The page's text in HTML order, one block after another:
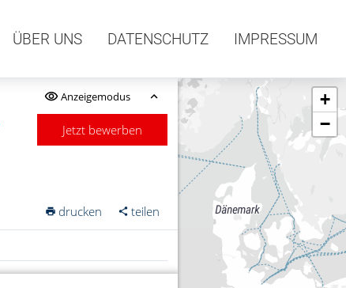
ÜBER UNS DATENSCHUTZ IMPRESSUM
Anzeigemodus
Jetzt bewerben
drucken teilen
+
−